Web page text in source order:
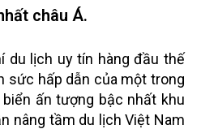
châu Á.
du lịch uy tín hàng đầu thế
sức hấp dẫn của một trong
ấn tượng bậc nhất khu
nâng tầm du lịch Việt Nam